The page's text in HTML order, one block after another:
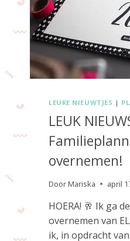
LEUKE NIEUWTJES |
LEUK
overnemen!
Door Mariska april
HOERA! 🥂 Ik ga
overnemen van
ik, in opdracht